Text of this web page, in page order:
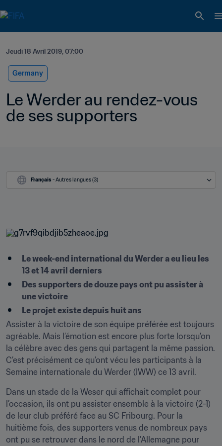
Jeudi 18 Avril 2019, 07:00
Germany
Le Werder au rendez-vous
de ses supporters
Français - Autres langues (3)
Le week-end international du Werder a eu lieu les
13 et 14 avril derniers
Des supporters de douze pays ont pu assister à
une victoire
Le projet existe depuis huit ans
Assister à la victoire de son équipe préférée est toujours
agréable. Mais l’émotion est encore plus forte lorsqu’on
la célèbre avec des gens qui partagent la même passion.
C’est précisément ce qu’ont vécu les participants à la
Semaine internationale du Werder (IWW) ce 13 avril.
Dans un stade de la Weser qui affichait complet pour
l’occasion, ils ont pu assister ensemble à la victoire (2-1)
de leur club préféré face au SC Fribourg. Pour la
huitième fois, des supporters venus de nombreux pays
ont pu se retrouver dans le nord de l’Allemagne pour